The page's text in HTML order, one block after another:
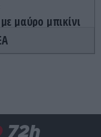
μαύρο μπικίνι
τις αναλογίες
72h